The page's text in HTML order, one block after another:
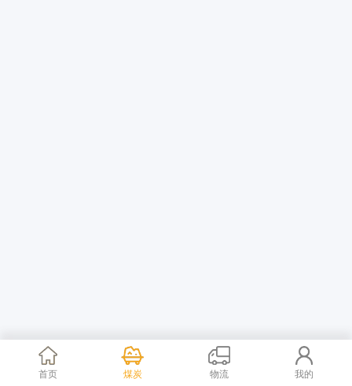
首页 煤炭 物流 我的